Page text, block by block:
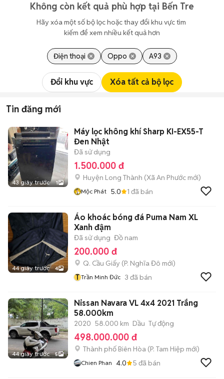
Không còn kết quả phù hợp tại Bến Tre
Hãy xóa một số bộ lọc hoặc thay đổi khu vực tìm
kiếm để xem nhiều kết quả hơn
Điện thoại Oppo A93
Đổi khu vực Xóa tất cả bộ lọc
Tin đăng mới
43 giây trước 1
Máy lọc không khí Sharp KI-EX55-T
Đen Nhật
Đã sử dụng
1.500.000 đ
Huyện Long Thành (Xã An Phước mới)
Mộc Phát 5.0 1 đã bán
44 giây trước 4
Áo khoác bóng đá Puma Nam XL
Xanh đậm
Đã sử dụng Đồ nam
200.000 đ
Q. Cầu Giấy (P. Nghĩa Đô mới)
T Trần Minh Đức 3 đã bán
44 giây trước 5
Nissan Navara VL 4x4 2021 Trắng
58.000km
2020 58.000 km Dầu Tự động
498.000.000 đ
Thành phố Biên Hòa (P. Tam Hiệp mới)
Chien Phan 4.0 5 đã bán